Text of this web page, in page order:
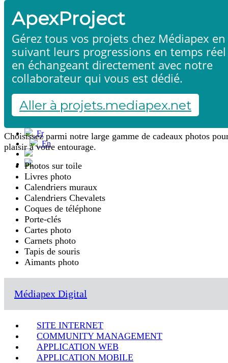
Accueil
Références
Contact
Fr
En
English
Cadeaux photos
Choisissez parmi notre large gamme de cadeaux photos
plaisir à votre entourage.
Photos sur toile
Livres photo
Calendriers muraux
Calendriers Chevalets
Coques de téléphone
Porte-clés
Cartes photo
Carnets photo
Tapis de souris
Aimants photo
Médiapex Digital
SITE INTERNET
COMMUNITY MANAGEMENT
APPLICATION WEB
APPLICATION MOBILE
ApexProject
Gérez tous vos projets chez Médiapex en
suivant leurs progressions en temps
en échangeant directement avec notre
collaborateur qui vous est dédié.
Aller à projets.mediapex.net